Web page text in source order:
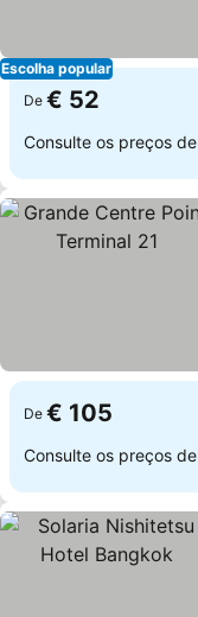
Escolha popular
De € 52
Consulte os preços de
De € 105
Consulte os preços de